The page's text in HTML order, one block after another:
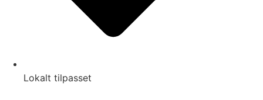
Lokalt tilpasset